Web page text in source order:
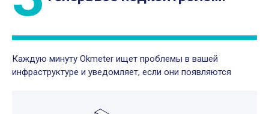
Каждую минуту Okmeter ищет проблемы в вашей
инфраструктуре и уведомляет, если они появляются